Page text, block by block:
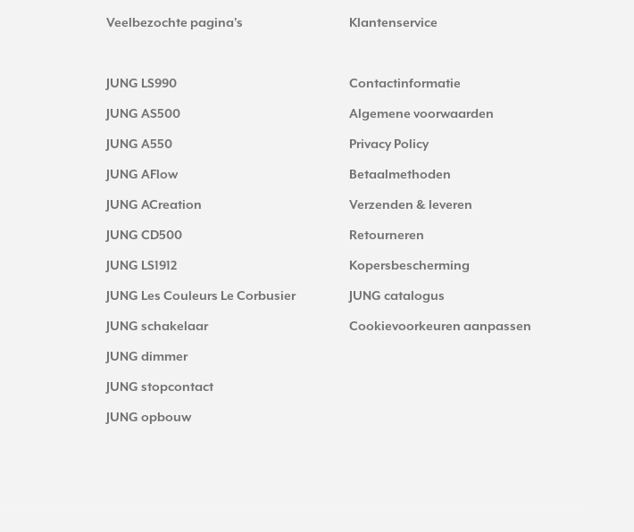
Veelbezochte pagina's
JUNG LS990
JUNG AS500
JUNG A550
JUNG AFlow
JUNG ACreation
JUNG CD500
JUNG LS1912
JUNG Les Couleurs Le Corbusier
JUNG schakelaar
JUNG dimmer
JUNG stopcontact
JUNG opbouw
Klantenservice
Contactinformatie
Algemene voorwaarden
Privacy Policy
Betaalmethoden
Verzenden & leveren
Retourneren
Kopersbescherming
JUNG catalogus
Cookievoorkeuren aanpassen